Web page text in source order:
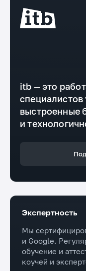
itb — это
выстроенные
и
Экспертность
Мы
и Google.
обучение и
коучей и